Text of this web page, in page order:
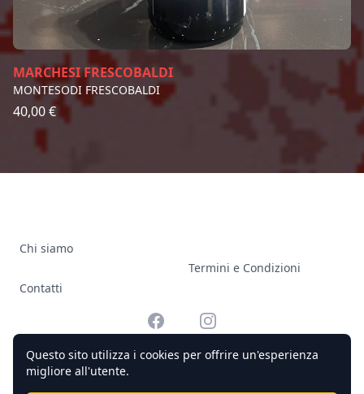
MARCHESI FRESCOBALDI
MONTESODI FRESCOBALDI
40,00 €
Questo sito utilizza i cookies per offrire un'esperienza
migliore all'utente.
Chi siamo
Contatti
Termini e Condizioni
FacebookInstagram
© 2026 Officine Complicato Tutti i diritti riservati.